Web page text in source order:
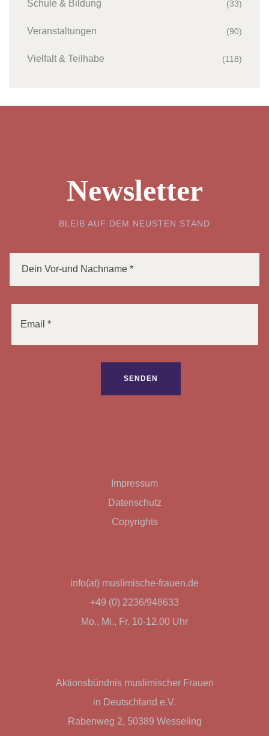
Schule & Bildung (33)
Veranstaltungen (90)
Vielfalt & Teilhabe (118)
Newsletter
BLEIB AUF DEM NEUSTEN STAND
Impressum
Datenschutz
Copyrights
info(at) muslimische-frauen.de
+49 (0) 2236/948633
Mo., Mi., Fr. 10-12.00 Uhr
Aktionsbündnis muslimischer Frauen
in Deutschland e.V.
Rabenweg 2, 50389 Wesseling